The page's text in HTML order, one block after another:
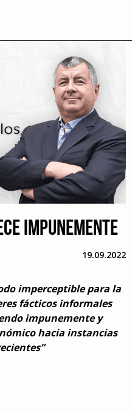
IMPUNEMENTE
19.09.2022
imperceptible para la
fácticos informales
impunemente y
hacia instancias